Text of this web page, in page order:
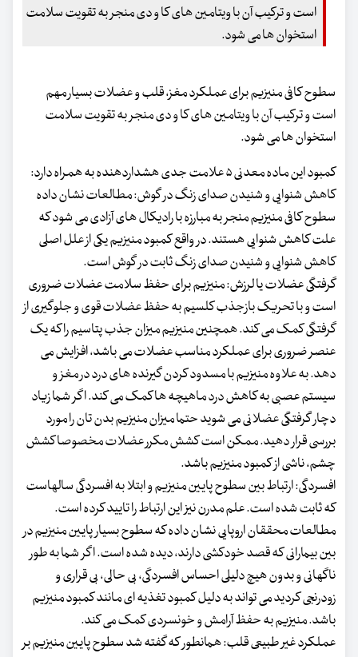
است و ترکیب آن با ویتامین های کا و دی منجر به تقویت سلامت
استخوان ها می شود.
سطوح کافی منیزیم برای عملکرد مغز، قلب و عضلات بسیار مهم
است و ترکیب آن با ویتامین های کا و دی منجر به تقویت سلامت
استخوان ها می شود.
کمبود این ماده معدنی ۵ علامت جدی هشداردهنده به همراه دارد:
کاهش شنوایی و شنیدن صدای زنگ در گوش: مطالعات نشان داده
سطوح کافی منیزیم منجر به مبارزه با رادیکال های آزادی می شود که
علت کاهش شنوایی هستند. در واقع کمبود منیزیم یکی از علل اصلی
کاهش شنوایی و شنیدن صدای زنگ ثابت در گوش است.
گرفتگی عضلات یا لرزش: منیزیم برای حفظ سلامت عضلات ضروری
است و با تحریک بازجذب کلسیم به حفظ عضلات قوی و جلوگیری از
گرفتگی کمک می کند. همچنین منیزیم میزان جذب پتاسیم را که یک
عنصر ضروری برای عملکرد مناسب عضلات می باشد، افزایش می
دهد. به علاوه منیزیم با مسدود کردن گیرنده های درد در مغز و
سیستم عصبی به کاهش درد ماهیچه ها کمک می کند. اگر شما زیاد
دچار گرفتگی عضلانی می شوید حتما میزان منیزیم بدن تان را مورد
بررسی قرار دهید. ممکن است کشش مکرر عضلات مخصوصا کشش
چشم، ناشی از کمبود منیزیم باشد.
افسردگی: ارتباط بین سطوح پایین منیزیم و ابتلا به افسردگی سالهاست
که ثابت شده است. علم مدرن نیز این ارتباط را تایید کرده است.
مطالعات محققان اروپایی نشان داده که سطوح بسیار پایین منیزیم در
بین بیمارانی که قصد خودکشی دارند، دیده شده است. ​اگر شما به طور
ناگهانی و بدون هیچ دلیلی احساس افسردگی، بی حالی، بی قراری و
زودرنجی کردید می تواند به دلیل کمبود تغذیه ای مانند کمبود منیزیم
باشد. منیزیم به حفظ آرامش و خونسردی کمک می کند.
عملکرد غیر طبیعی قلب: همانطور که گفته شد سطوح پایین منیزیم بر